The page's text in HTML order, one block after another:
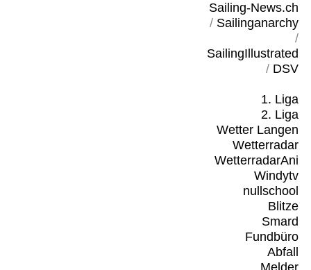
Sailing-News.ch
/ Sailinganarchy
/
SailingIllustrated
/ DSV
1. Liga
2. Liga
Wetter Langen
Wetterradar
WetterradarAni
Windytv
nullschool
Blitze
Smard
Fundbüro
Abfall
Melder